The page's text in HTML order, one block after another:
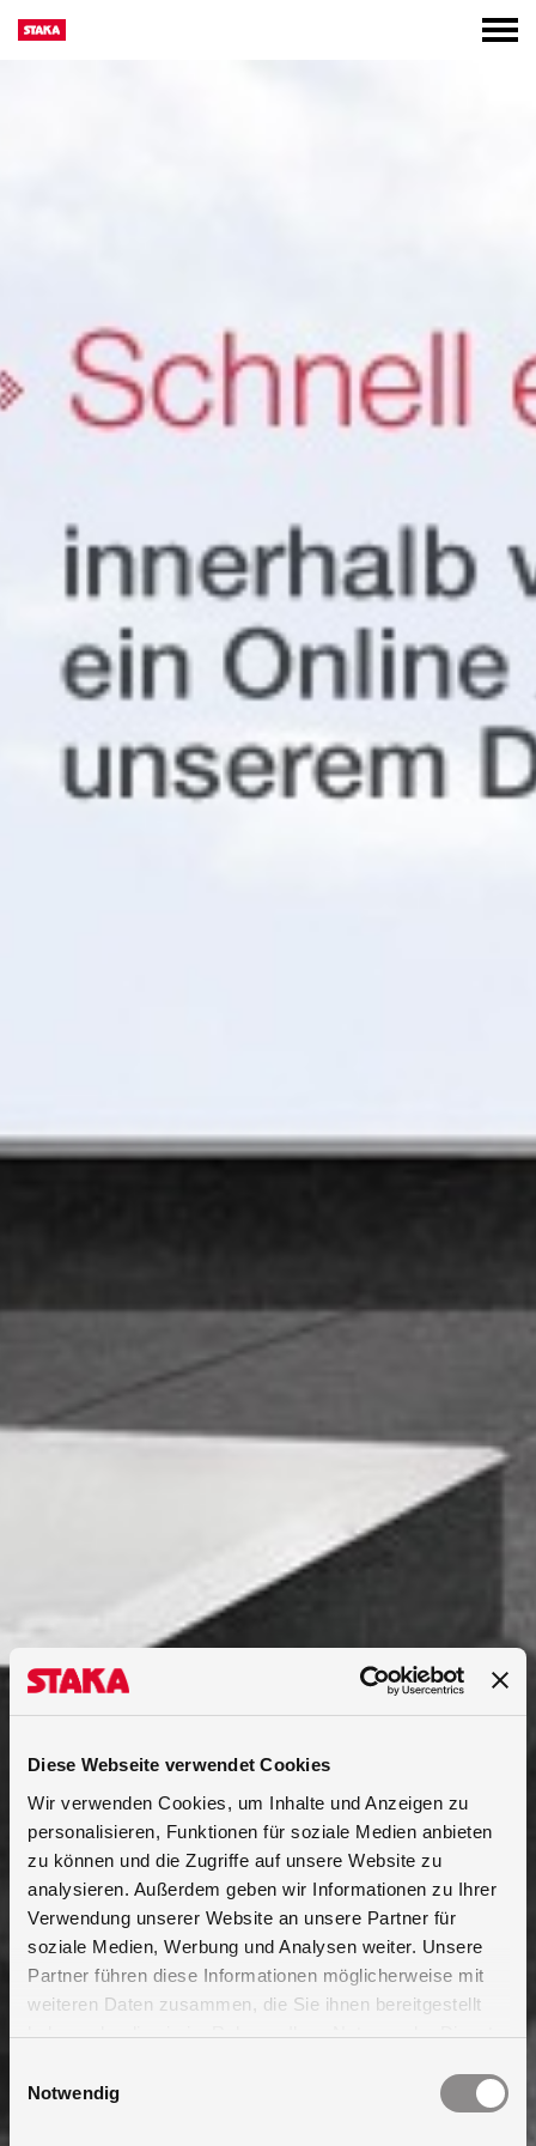
Diese Webseite verwendet Cookies
Wir verwenden Cookies, um Inhalte und Anzeigen zu
personalisieren, Funktionen für soziale Medien anbieten
zu können und die Zugriffe auf unsere Website zu
analysieren. Außerdem geben wir Informationen zu Ihrer
Verwendung unserer Website an unsere Partner für
soziale Medien, Werbung und Analysen weiter. Unsere
Partner führen diese Informationen möglicherweise mit
weiteren Daten zusammen, die Sie ihnen bereitgestellt
haben oder die sie im Rahmen Ihrer Nutzung der Dienste
Notwendig